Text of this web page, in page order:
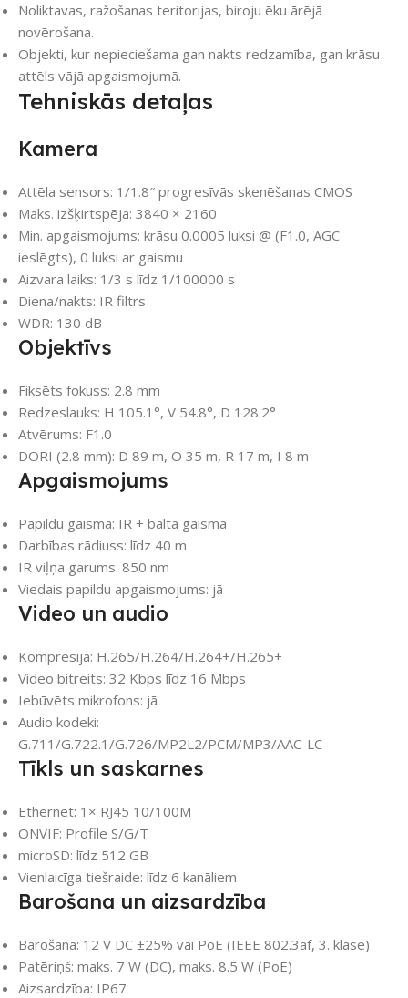
Noliktavas, ražošanas teritorijas, biroju ēku ārējā
novērošana.
Objekti, kur nepieciešama gan nakts redzamība, gan krāsu
attēls vājā apgaismojumā.
Tehniskās detaļas
Kamera
Attēla sensors: 1/1.8″ progresīvās skenēšanas CMOS
Maks. izšķirtspēja: 3840 × 2160
Min. apgaismojums: krāsu 0.0005 luksi @ (F1.0, AGC
ieslēgts), 0 luksi ar gaismu
Aizvara laiks: 1/3 s līdz 1/100000 s
Diena/nakts: IR filtrs
WDR: 130 dB
Objektīvs
Fiksēts fokuss: 2.8 mm
Redzeslauks: H 105.1°, V 54.8°, D 128.2°
Atvērums: F1.0
DORI (2.8 mm): D 89 m, O 35 m, R 17 m, I 8 m
Apgaismojums
Papildu gaisma: IR + balta gaisma
Darbības rādiuss: līdz 40 m
IR viļņa garums: 850 nm
Viedais papildu apgaismojums: jā
Video un audio
Kompresija: H.265/H.264/H.264+/H.265+
Video bitreits: 32 Kbps līdz 16 Mbps
Iebūvēts mikrofons: jā
Audio kodeki:
G.711/G.722.1/G.726/MP2L2/PCM/MP3/AAC-LC
Tīkls un saskarnes
Ethernet: 1× RJ45 10/100M
ONVIF: Profile S/G/T
microSD: līdz 512 GB
Vienlaicīga tiešraide: līdz 6 kanāliem
Barošana un aizsardzība
Barošana: 12 V DC ±25% vai PoE (IEEE 802.3af, 3. klase)
Patēriņš: maks. 7 W (DC), maks. 8.5 W (PoE)
Aizsardzība: IP67